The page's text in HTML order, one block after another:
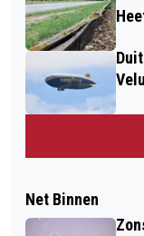
Net Binnen